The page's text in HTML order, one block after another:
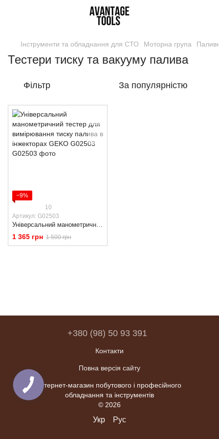
Інструменти та обладнання для СТО Моторна група
Тестери тиску та вакууму палива
Фільтр За популярністю
−9%
10
Артикул: G02503
Універсальний манометричний тестер для вимірювання тиску палива в інжекторах GEKO G02503
1 365 грн 1 500 грн
+380 (98) 50 93 391
Контакти
Повна версія сайту
Інтернет-магазин побутового і професійного
обладнання та інструментів
© 2026
Укр Рус